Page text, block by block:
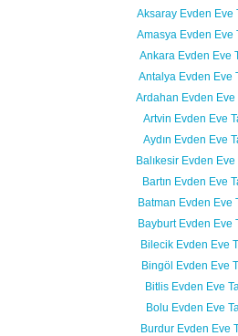
Aksaray Evden Eve
Amasya Evden Eve
Ankara Evden Eve
Antalya Evden Eve
Ardahan Evden Eve
Artvin Evden Eve
Aydın Evden Eve
Balıkesir Evden Eve
Bartın Evden Eve
Batman Evden Eve
Bayburt Evden Eve
Bilecik Evden Eve
Bingöl Evden Eve
Bitlis Evden Eve
Bolu Evden Eve
Burdur Evden Eve